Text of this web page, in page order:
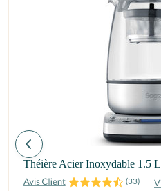
Théière Acier Inoxydable 1.5
(33)